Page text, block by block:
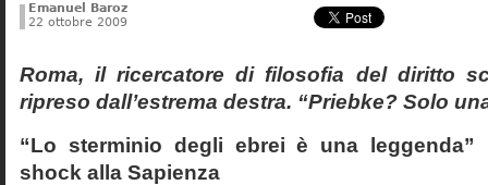
Emanuel Baroz
22 ottobre 2009
Roma, il ricercatore di filosofia del diritto
ripreso dall’estrema destra. “Priebke? Solo
“Lo sterminio degli ebrei è una leggenda”
shock alla Sapienza